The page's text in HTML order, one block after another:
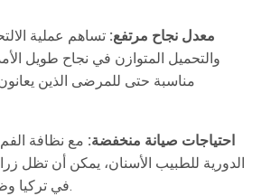
معدل نجاح مرتفع: تساهم عملية
والتحميل المتوازن في نجاح طويل
مناسبة حتى للمرضى الذين
احتياجات صيانة منخفضة: مع نظافة
الدورية للطبيب الأسنان، يمكن أن تظل
في تركيا وظيفية وجميلة لعقود.